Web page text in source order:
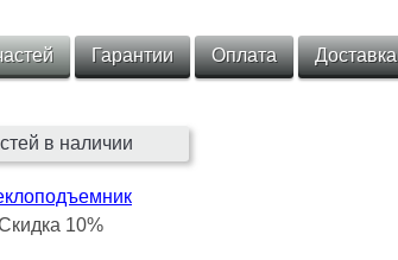
Гарантии Оплата Доставка
в наличии